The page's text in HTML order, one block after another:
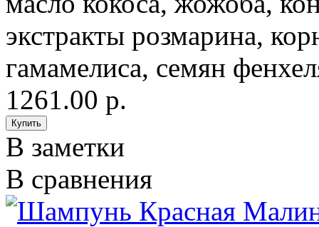
экстракты розмарина,
гамамелиса, семян
1261.00 р.
В заметки
В сравнения